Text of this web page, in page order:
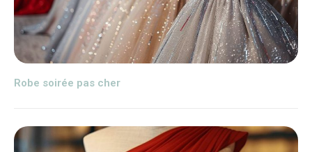
Robe soirée pas cher